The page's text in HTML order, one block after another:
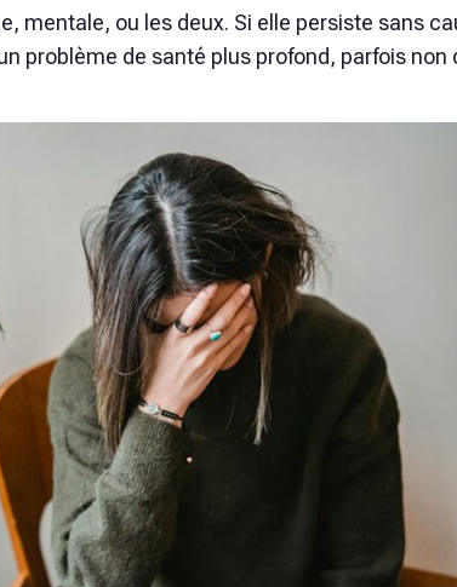
mentale, ou les deux. Si elle persiste sans
problème de santé plus profond, parfois non